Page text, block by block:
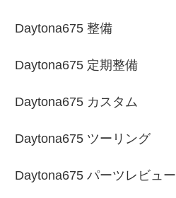
Daytona675 整備
Daytona675 定期整備
Daytona675 カスタム
Daytona675 ツーリング
Daytona675 パーツレビュー